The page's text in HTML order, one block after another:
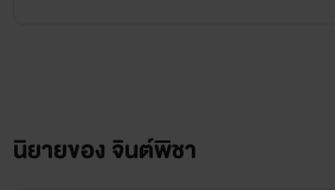
นิยายของ จินต์พิชา